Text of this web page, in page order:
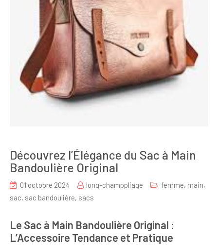
Découvrez l’Élégance du Sac à Main
Bandoulière Original
01 octobre 2024 long-champpliage femme, main,
sac, sac bandoulière, sacs
Le Sac à Main Bandoulière Original :
L’Accessoire Tendance et Pratique